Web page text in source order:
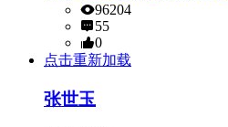
96204
55
0
点击重新加载
张世玉